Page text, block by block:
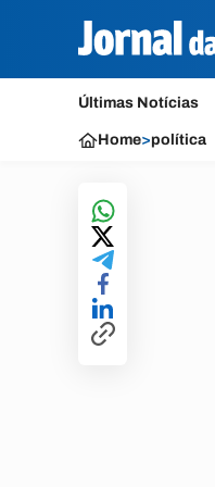
Últimas Notícias
Home>política